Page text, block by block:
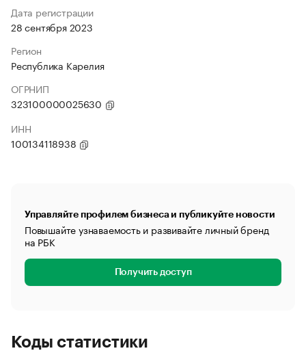
Дата регистрации
28 сентября 2023
Регион
Республика Карелия
ОГРНИП
323100000025630
ИНН
100134118938
Управляйте профилем бизнеса и публикуйте новости
Повышайте узнаваемость и развивайте личный бренд
на РБК
Получить доступ
Коды статистики